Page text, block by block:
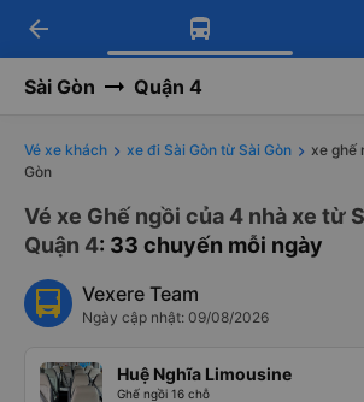
Tải app Vexere ngay!
Nhận ưu đãi thành viên độc
Tải app Vexere
-30k/ghế khi đặt vé máy bay
arrow_back
Sài Gòn Quận 4
Vé xe khách xe đi Sài Gòn từ Sài Gòn
xe ghế
Gòn
Vé xe Ghế ngồi của 4 nhà xe từ
Quận 4: 33 chuyến mỗi ngày
Vexere Team
Ngày cập nhật: 09/08/2026
Huệ Nghĩa Limousine
Ghế ngồi 16 chỗ